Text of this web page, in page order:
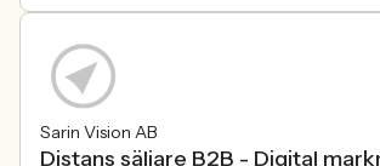
Sarin Vision AB
Distans säljare B2B - Digital